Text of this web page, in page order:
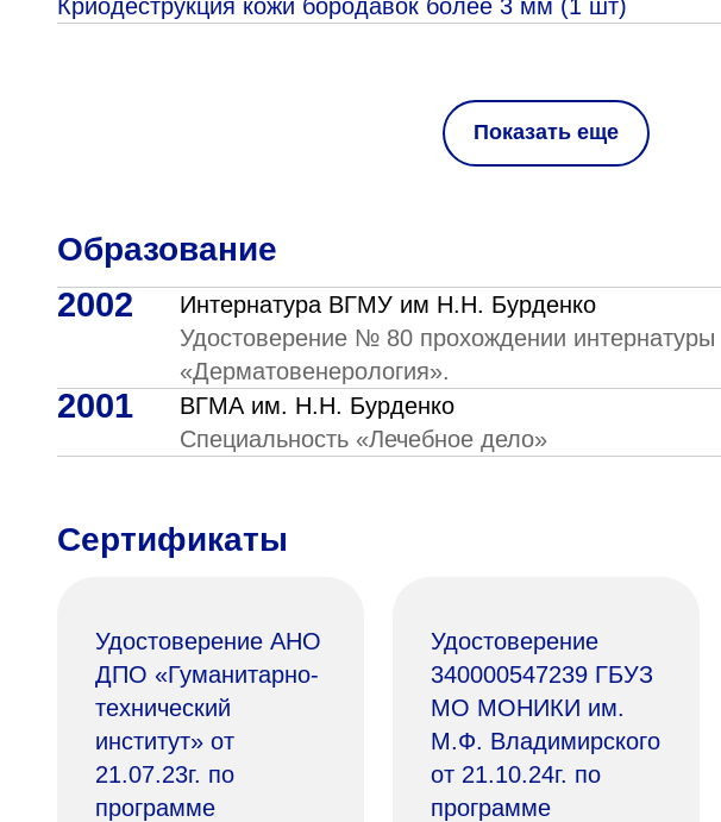
Криодеструкция кожи бородавок более 3 мм (1 шт)
Показать еще
Образование
2002
Интернатура ВГМУ им Н.Н. Бурденко
Удостоверение № 80 прохождении интернатуры
«Дерматовенерология».
2001
ВГМА им. Н.Н. Бурденко
Специальность «Лечебное дело»
Сертификаты
Удостоверение АНО
ДПО «Гуманитарно-
технический
институт» от
21.07.23г. по
программе
Удостоверение
340000547239 ГБУЗ
МО МОНИКИ им.
М.Ф. Владимирского
от 21.10.24г. по
программе